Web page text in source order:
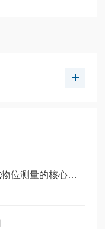
恩德斯豪斯雷达物位计：非接触式物位测量的核心设备